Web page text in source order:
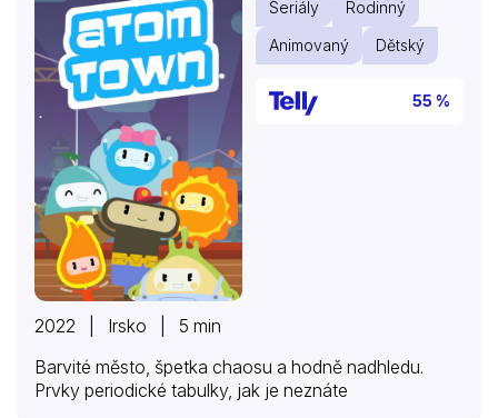
Seriály
Rodinný
Animovaný
Dětský
55 %
2022 | Irsko | 5 min
Barvité město, špetka chaosu a hodně nadhledu.
Prvky periodické tabulky, jak je neznáte